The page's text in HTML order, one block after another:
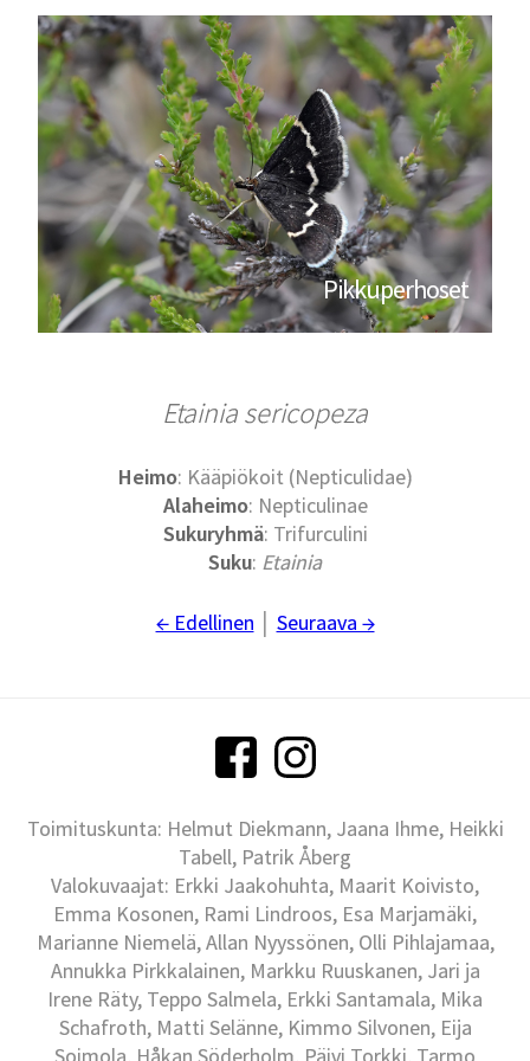
Pikkuperhoset
Etainia sericopeza
Heimo: Kääpiökoit (Nepticulidae)
Alaheimo: Nepticulinae
Sukuryhmä: Trifurculini
Suku: Etainia
← Edellinen Seuraava →
Toimituskunta: Helmut Diekmann, Jaana Ihme, Heikki
Tabell, Patrik Åberg
Valokuvaajat: Erkki Jaakohuhta, Maarit Koivisto,
Emma Kosonen, Rami Lindroos, Esa Marjamäki,
Marianne Niemelä, Allan Nyyssönen, Olli Pihlajamaa,
Annukka Pirkkalainen, Markku Ruuskanen, Jari ja
Irene Räty, Teppo Salmela, Erkki Santamala, Mika
Schafroth, Matti Selänne, Kimmo Silvonen, Eija